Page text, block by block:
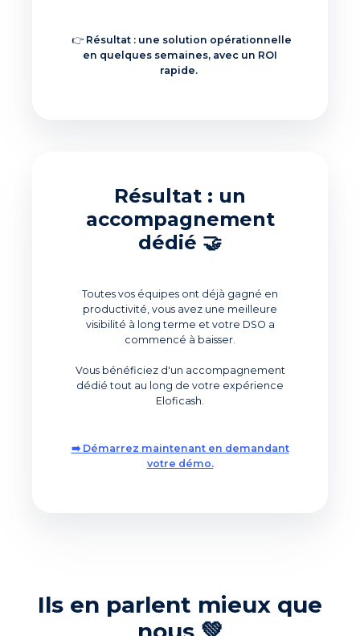
👉 Résultat : une solution opérationnelle
en quelques semaines, avec un ROI
rapide.
Résultat : un
accompagnement
dédié 🤝
Toutes vos équipes ont déjà gagné en
productivité, vous avez une meilleure
visibilité à long terme et votre DSO a
commencé à baisser.
Vous bénéficiez d'un accompagnement
dédié tout au long de votre expérience
Eloficash.
➡️ Démarrez maintenant en demandant
votre démo.
Ils en parlent mieux que